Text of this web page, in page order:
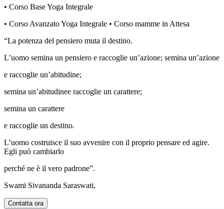
• Corso Base Yoga Integrale
• Corso Avanzato Yoga Integrale • Corso mamme in Attesa
“La potenza del pensiero muta il destino.
L’uomo semina un pensiero e raccoglie un’azione; semina un’azione
e raccoglie un’abitudine;
semina un’abitudinee raccoglie un carattere;
semina un carattere
e raccoglie un destino.
L’uomo costruisce il suo avvenire con il proprio pensare ed agire.
Egli può cambiarlo
perché ne è il vero padrone”.
Swami Sivananda Saraswati,
Contatta ora